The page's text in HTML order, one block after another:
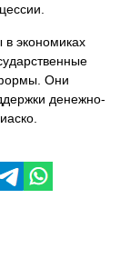
экономиках
Они
денежно-